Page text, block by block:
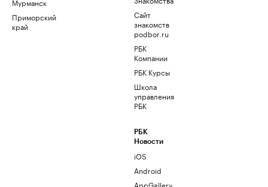
Приморский
край
Сайт
знакомств
podbor.ru
РБК
Компании
РБК Курсы
Школа
управления
РБК
РБК
Новости
iOS
Android
AppGallery